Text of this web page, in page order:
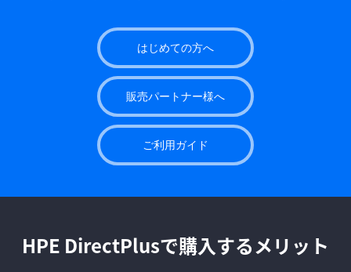
はじめての方へ
販売パートナー様へ
ご利用ガイド
HPE DirectPlusで購入するメリット